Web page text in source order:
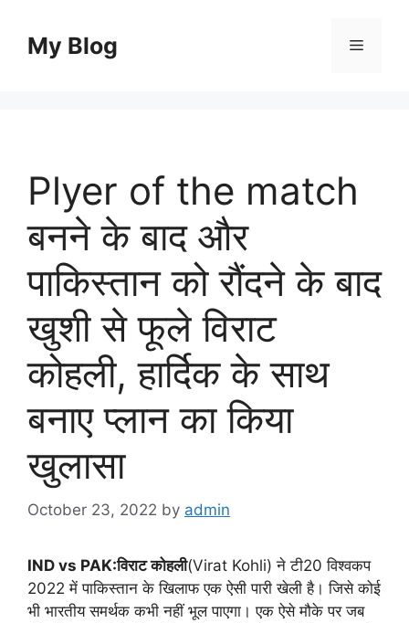
contentMy Blog Menu
Plyer of the match
बनने के बाद और
पाकिस्तान को रौंदने के बाद
खुशी से फूले विराट
कोहली, हार्दिक के साथ
बनाए प्लान का किया
खुलासा
October 23, 2022 by admin
IND vs PAK:विराट कोहली(Virat Kohli) ने टी20 विश्वकप
2022 में पाकिस्तान के खिलाफ एक ऐसी पारी खेली है। जिसे कोई
भी भारतीय समर्थक कभी नहीं भूल पाएगा। एक ऐसे मौके पर जब